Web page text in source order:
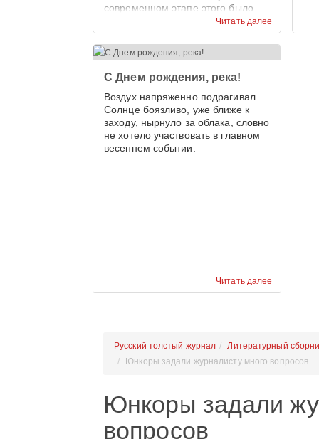
Читать далее
современном этапе этого было
Читать далее
С Днем рождения, река!
Воздух напряженно подрагивал.
Солнце боязливо, уже ближе к
заходу, нырнуло за облака, словно
не хотело участвовать в главном
весеннем событии.
Русский толстый журнал
Литературный
Юнкоры задали журналисту много вопросов
Юнкоры задали
вопросов